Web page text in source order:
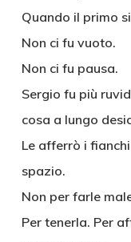
Quando il primo
Non ci fu vuoto.
Non ci fu pausa.
Sergio fu più
cosa a lungo
Le afferrò i
spazio.
Non per farle
Per tenerla. Per